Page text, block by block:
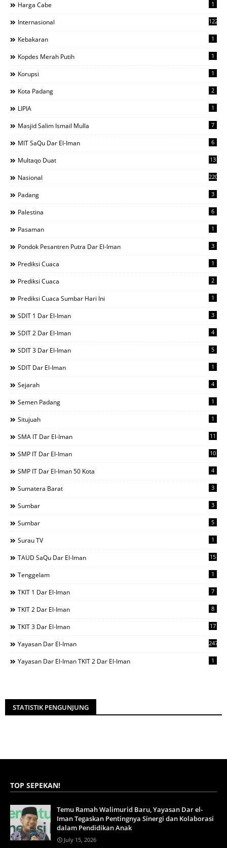
Harga Cabe 1
Internasional 122
Kebakaran 1
Kopdes Merah Putih 1
Korupsi 1
Kota Padang 2
LIPIA 1
Masjid Salim Ismail Mulla 7
MIT SaQu Dar El-Iman 6
Multaqo Duat 13
Nasional 220
Padang 3
Palestina 6
Pasaman 1
Pondok Pesantren Putra Dar El-Iman 3
Prediksi Cuaca 1
Prediksi Cuaca 2
Prediksi Cuaca Sumbar Hari Ini 1
SDIT 1 Dar El-Iman 3
SDIT 2 Dar El-Iman 4
SDIT 3 Dar El-Iman 5
SDIT Dar El-Iman 1
Sejarah 4
Semen Padang 1
Situjuah 1
SMA IT Dar El-Iman 11
SMP IT Dar El-Iman 10
SMP IT Dar El-Iman 50 Kota 4
Sumatera Barat 3
Sumbar 3
Sumbar 5
Surau TV 1
TAUD SaQu Dar El-Iman 15
Tenggelam 1
TKIT 1 Dar El-Iman 7
TKIT 2 Dar El-Iman 8
TKIT 3 Dar El-Iman 17
Yayasan Dar El-Iman 247
Yayasan Dar El-Iman TKIT 2 Dar El-Iman 1
STATISTIK PENGUNJUNG
TOP SEPEKAN!
Temu Ramah Walimurid Baru, Yayasan Dar el-
Iman Tegaskan Pentingnya Sinergi dan Kolaborasi
dalam Pendidikan Anak
July 15, 2026